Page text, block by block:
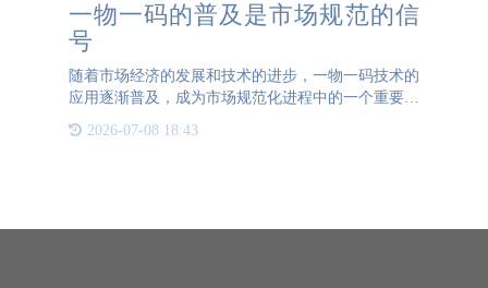
一物一码的普及是市场规范的信
号
随着市场经济的发展和技术的进步，一物一码技术的
应用逐渐普及，成为市场规范化进程中的一个重要信
号。一物一码是指为每一件产品赋予独一无二的编
码，通过这个编码，企业可以实现对产品从生产到销
2026-07-08 18:43